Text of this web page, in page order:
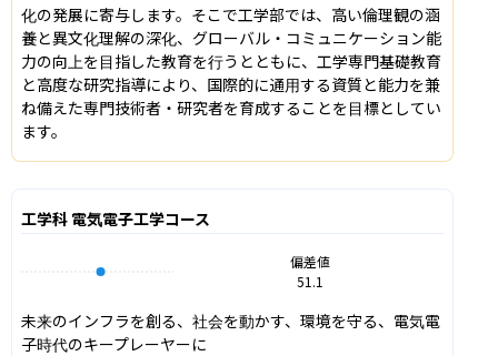
化の発展に寄与します。そこで工学部では、高い倫理観の涵
養と異文化理解の深化、グローバル・コミュニケーション能
力の向上を目指した教育を行うとともに、工学専門基礎教育
と高度な研究指導により、国際的に通用する資質と能力を兼
ね備えた専門技術者・研究者を育成することを目標としてい
ます。
工学科 電気電子工学コース
偏差値
51.1
未来のインフラを創る、社会を動かす、環境を守る、電気電
子時代のキープレーヤーに